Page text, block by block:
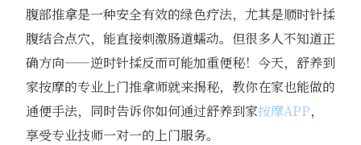
腹部推拿是一种安全有效的绿色疗法，尤其是顺时针揉
腹结合点穴，能直接刺激肠道蠕动。但很多人不知道正
确方向——逆时针揉反而可能加重便秘！今天，舒养到
家按摩的专业上门推拿师就来揭秘，教你在家也能做的
通便手法，同时告诉你如何通过舒养到家按摩APP，
享受专业技师一对一的上门服务。